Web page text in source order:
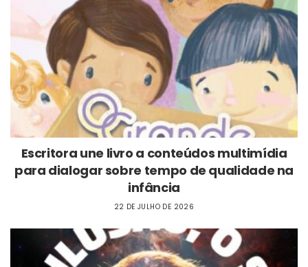
Escritora une livro a conteúdos multimídia
para dialogar sobre tempo de qualidade na
infância
22 DE JULHO DE 2026